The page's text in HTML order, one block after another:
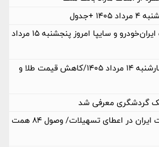
+جدول
تغییر تند قیمت محصولات ایران‌خودرو و سایپا امروز پنجشنبه ۱۵ مرداد
قیمت طلا و سکه امروز چهارشنبه ۱۴ مرداد ۱۴۰۵/کاهش قیمت طلا و
گردشگری معرفی شد
ارتقای ظرفیت بانک صادرات ایران در اعطای تسهیلات/ وصول ۸۴ همت